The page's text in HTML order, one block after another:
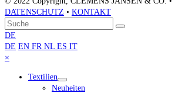
DATENSCHUTZ • KONTAKT
An
den
Anfang
scrollen
Suche
Senden
DE
DE EN FR NL ES IT
×
menu
Textilien
Neuheiten